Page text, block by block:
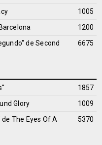
1005
1200
deSecond 6675
1857
Glory
1009
de The Eyes Of A
5370